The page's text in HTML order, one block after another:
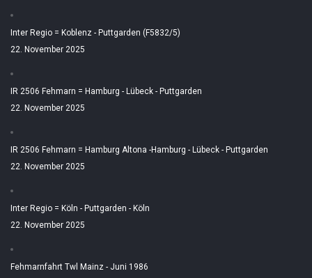
Inter Regio = Koblenz - Puttgarden (F5832/5)
22. November 2025
IR 2506 Fehmarn = Hamburg - Lübeck - Puttgarden
22. November 2025
IR 2506 Fehmarn = Hamburg Altona -Hamburg - Lübeck - Puttgarden
22. November 2025
Inter Regio = Köln - Puttgarden - Köln
22. November 2025
Fehmarnfahrt Twl Mainz - Juni 1986